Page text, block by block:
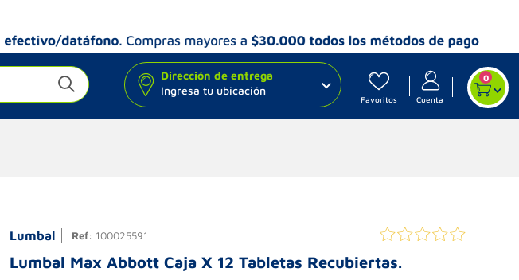
Dirección de entrega
Ingresa tu ubicación
Favoritos Cuenta
0
Lumbal Ref: 100025591
Lumbal Max Abbott Caja X 12 Tabletas Recubiertas.